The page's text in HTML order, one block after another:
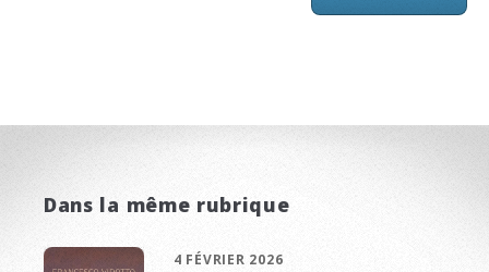
Dans la même rubrique
4 FÉVRIER 2026